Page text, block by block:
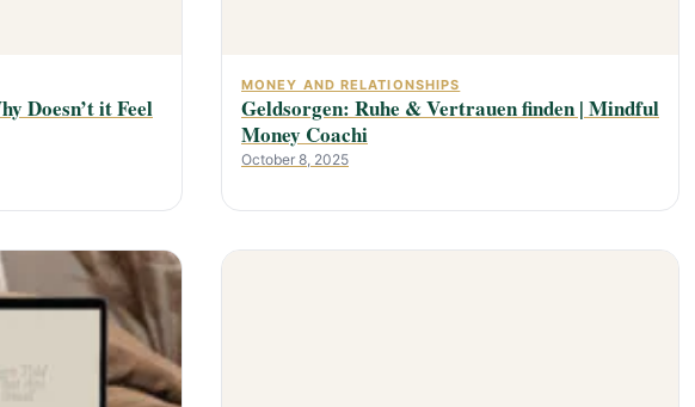
Doesn’t it Feel
MONEY AND RELATIONSHIPS
Geldsorgen: Ruhe & Vertrauen finden | Mindful
Money Coachi
October 8, 2025